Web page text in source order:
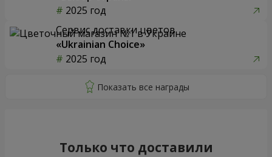
2025 год
Сервис доставки цветов
«Ukrainian Choice»
2025 год
Только что доставили